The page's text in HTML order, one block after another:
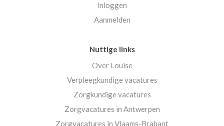
Inloggen
Aanmelden
Nuttige links
Over Louise
Verpleegkundige vacatures
Zorgkundige vacatures
Zorgvacatures in Antwerpen
Zorgvacatures in Vlaams-Brabant